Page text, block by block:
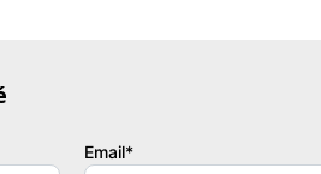
Email*